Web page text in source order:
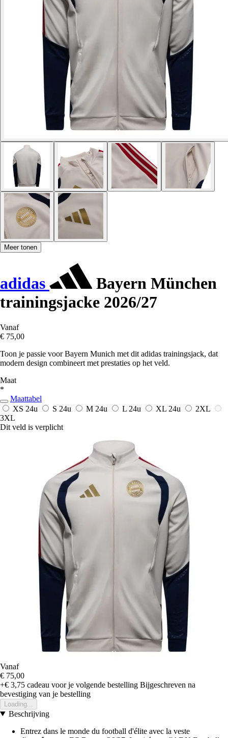
Meer tonen
adidas
Bayern München
trainingsjacke 2026/27
Vanaf
€ 75,00
Toon je passie voor Bayern Munich met dit adidas trainingsjack, dat
modern design combineert met prestaties op het veld.
Maat
*
Maattabel
XS 24u S 24u M 24u L 24u XL 24u
2XL
3XL
Dit veld is verplicht
Vanaf
€ 75,00
+€ 3,75 cadeau voor je volgende bestelling Bijgeschreven na
bevestiging van je bestelling
Loading...
Beschrijving
Entrez dans le monde du football d'élite avec la veste